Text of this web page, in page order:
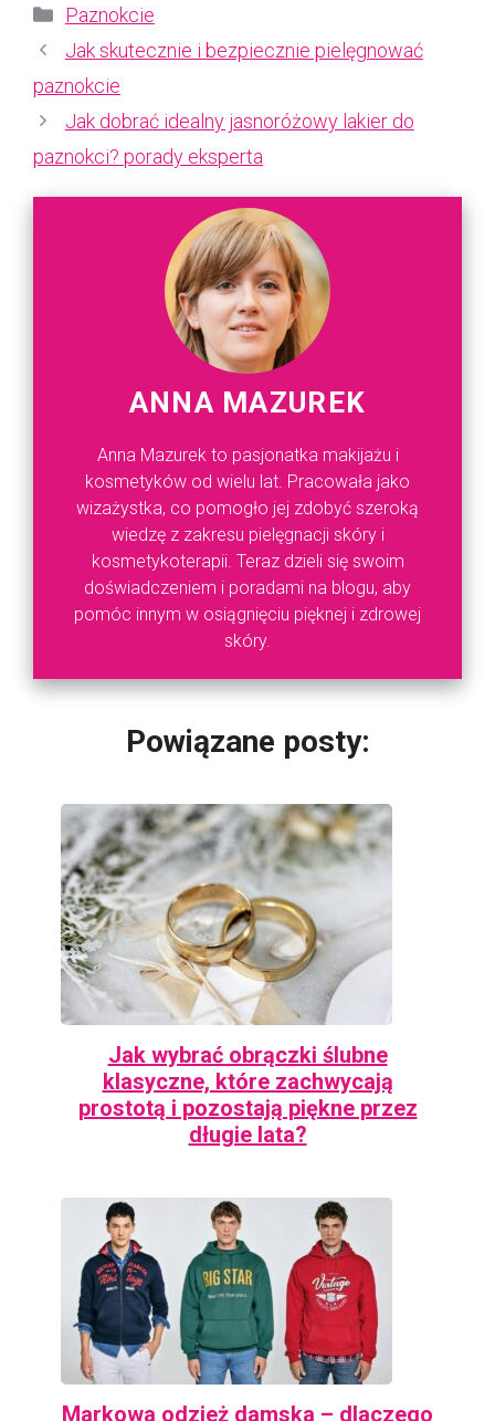
Kategorie
Paznokcie
Jak skutecznie i bezpiecznie pielęgnować
paznokcie
Jak dobrać idealny jasnoróżowy lakier do
paznokci? porady eksperta
ANNA MAZUREK
Anna Mazurek to pasjonatka makijażu i
kosmetyków od wielu lat. Pracowała jako
wizażystka, co pomogło jej zdobyć szeroką
wiedzę z zakresu pielęgnacji skóry i
kosmetykoterapii. Teraz dzieli się swoim
doświadczeniem i poradami na blogu, aby
pomóc innym w osiągnięciu pięknej i zdrowej
skóry.
Powiązane posty:
Jak wybrać obrączki ślubne
klasyczne, które zachwycają
prostotą i pozostają piękne przez
długie lata?
Markowa odzież damska – dlaczego